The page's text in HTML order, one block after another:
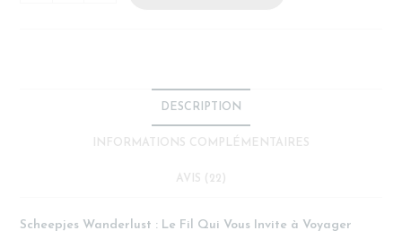
DESCRIPTION
INFORMATIONS COMPLÉMENTAIRES
AVIS (22)
Scheepjes Wanderlust : Le Fil Qui Vous Invite à Voyager